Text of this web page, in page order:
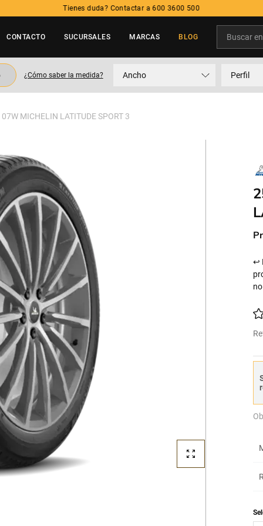
Tienes duda? Contactar a 600 3600 500
CONTACTO SUCURSALES MARCAS BLOG
¿Cómo saber la medida? Ancho Perfil
MICHELIN LATITUDE SPORT 3
↩
TÉRMINOS MÁS BUSCADOS
. neumatico
3. 195
5. 245